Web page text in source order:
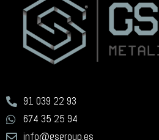
91 039 22 93
674 35 25 94
info@gsgroup.es